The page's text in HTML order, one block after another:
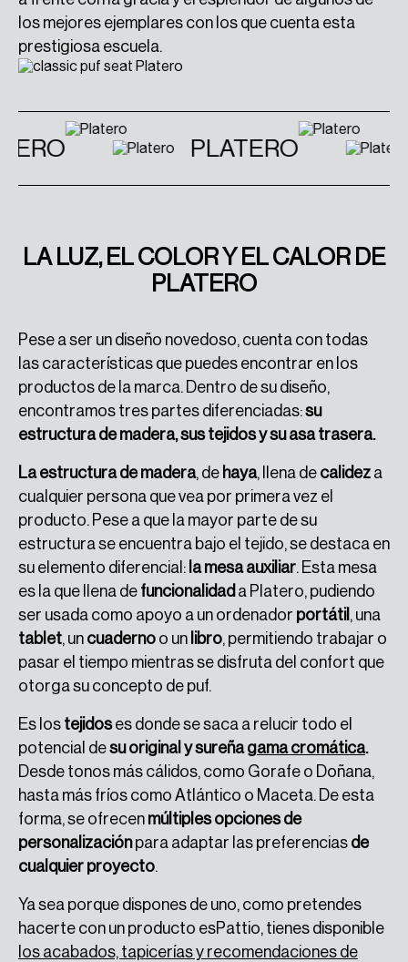
los mejores ejemplares con los que cuenta esta
prestigiosa escuela.
PLATERO
LA LUZ, EL COLOR Y EL CALOR DE
PLATERO
Pese a ser un diseño novedoso, cuenta con todas
las características que puedes encontrar en los
productos de la marca. Dentro de su diseño,
encontramos tres partes diferenciadas:su
estructura de madera, sus tejidos y su asa trasera.
La estructura de madera, de haya, llena de calidez a
cualquier persona que vea por primera vez el
producto. Pese a que la mayor parte de su
estructura se encuentra bajo el tejido, se destaca en
su elemento diferencial: la mesa auxiliar. Esta mesa
es la que llena de funcionalidad a Platero, pudiendo
ser usada como apoyo a un ordenador portátil , una
tablet, un cuaderno o un libro, permitiendo trabajar o
pasar el tiempo mientras se disfruta del confort que
otorga su concepto de puf.
Es los tejidoses donde se saca a relucir todo el
potencial desu original y sureñagama cromática.
Desde tonos más cálidos, como Gorafe o Doñana,
hasta más fríos como Atlántico o Maceta. De esta
forma, se ofrecen múltiples opciones de
personalizaciónpara adaptar las preferencias de
cualquier proyecto.
Ya sea porque dispones de uno, como pretendes
hacerte con un producto esPattio, tienes disponible
los acabados, tapicerías y recomendaciones de